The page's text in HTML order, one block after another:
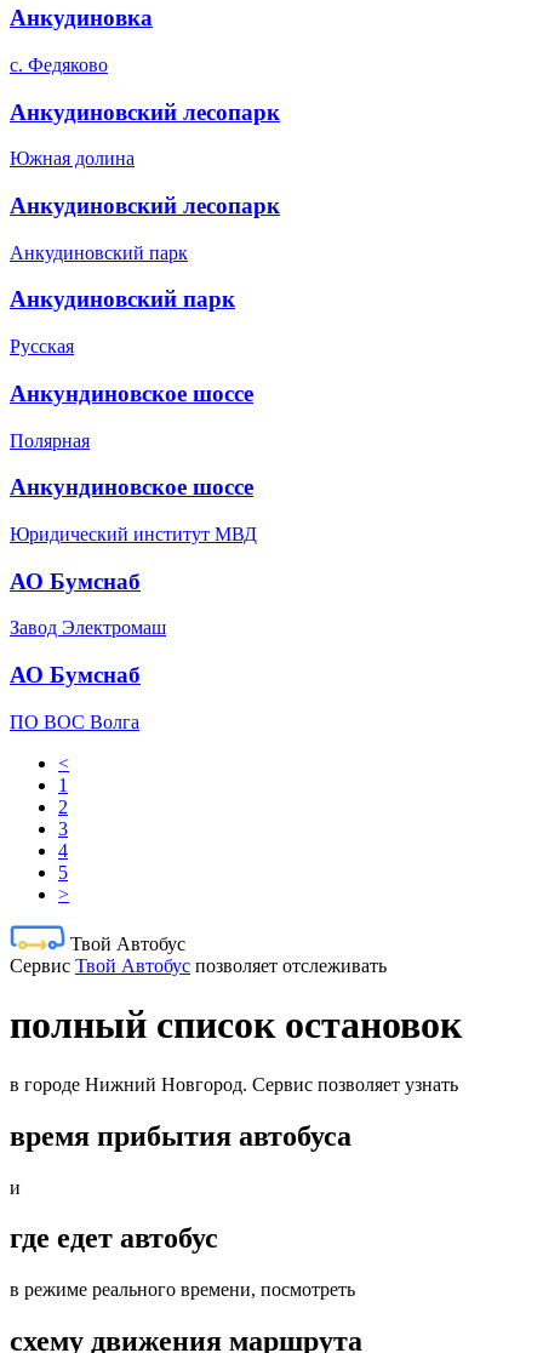
Анкудиновка
с. Федяково
Анкудиновский лесопарк
Южная долина
Анкудиновский лесопарк
Анкудиновский парк
Анкудиновский парк
Русская
Анкундиновское шоссе
Полярная
Анкундиновское шоссе
Юридический институт МВД
АО Бумснаб
Завод Электромаш
АО Бумснаб
ПО ВОС Волга
<
1
2
3
4
5
>
Твой Автобус
Cервис Твой Автобус позволяет отслеживать
полный список остановок
в городе Нижний Новгород. Сервис позволяет узнать
время прибытия автобуса
и
где едет автобус
в режиме реального времени, посмотреть
схему движения маршрута